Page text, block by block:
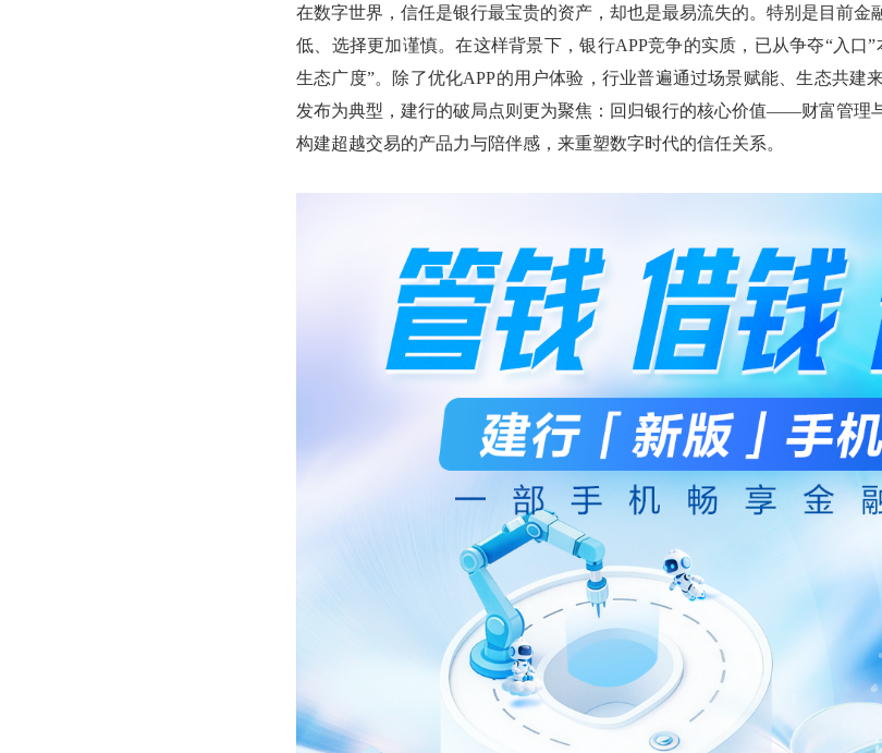
在数字世界，信任是银行最宝贵的资产，却也是最易流失的。特别是目前金
低、选择更加谨慎。在这样背景下，银行APP竞争的实质，已从争夺“入口
生态广度”。除了优化APP的用户体验，行业普遍通过场景赋能、生态共建
发布为典型，建行的破局点则更为聚焦：回归银行的核心价值——财富管理
构建超越交易的产品力与陪伴感，来重塑数字时代的信任关系。